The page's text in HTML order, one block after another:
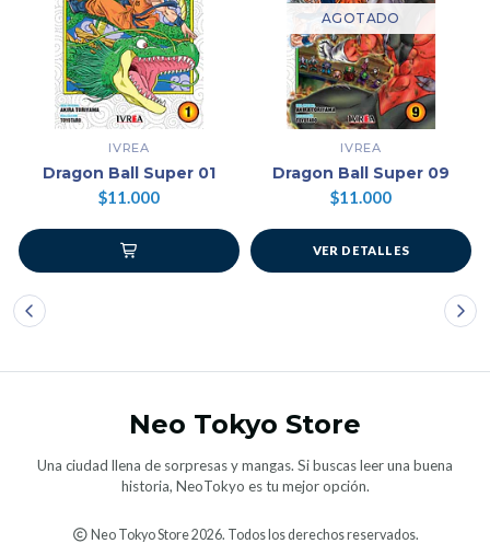
IVREA
Dragon Ball Super 01
$11.000
AGOTADO
IVREA
Dragon Ball Super 09
$11.000
VER DETALLES
Neo Tokyo Store
Una ciudad llena de sorpresas y mangas. Si buscas leer una buena
historia, NeoTokyo es tu mejor opción.
Neo Tokyo Store 2026. Todos los derechos reservados.